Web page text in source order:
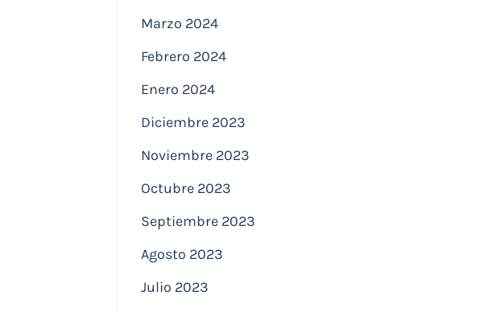
Marzo 2024
Febrero 2024
Enero 2024
Diciembre 2023
Noviembre 2023
Octubre 2023
Septiembre 2023
Agosto 2023
Julio 2023